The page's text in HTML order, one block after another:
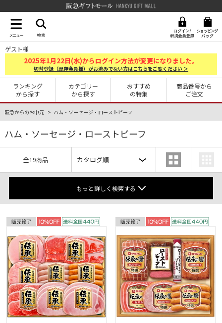
ゲスト様
2025年1月22日(水)からログイン方法が変更になりました。
切替登録（既存会員様）がお済みでない方はこちらをご覧ください ＞
ランキング
から探す
カテゴリー
から探す
おすすめ
の特集
商品番号から
ご注文
阪急からのお中元 ハム・ソーセージ・ローストビーフ
ハム・ソーセージ・ローストビーフ
全19商品
もっと詳しく検索する